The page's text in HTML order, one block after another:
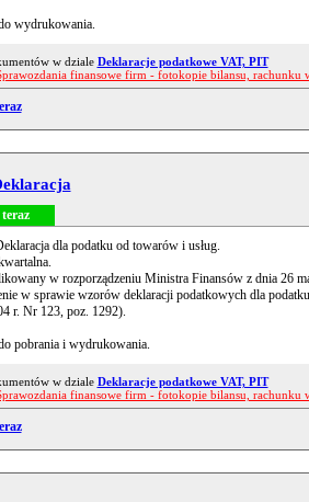
wydrukowania.
w dziale Deklaracje podatkowe VAT, PIT
finansowe firm - fotokopie bilansu,
dla podatku od towarów i usług.
w rozporządzeniu Ministra Finansów z dnia 26
w sprawie wzorów deklaracji podatkowych dla
r. Nr 123, poz. 1292).
pobrania i wydrukowania.
w dziale Deklaracje podatkowe VAT, PIT
finansowe firm - fotokopie bilansu,